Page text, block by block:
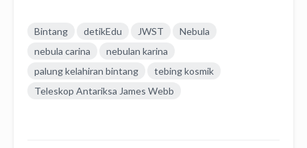
Bintang detikEdu JWST
Nebula
nebula carina
nebulan karina
palung kelahiran bintang
tebing kosmik
Teleskop Antariksa James Webb